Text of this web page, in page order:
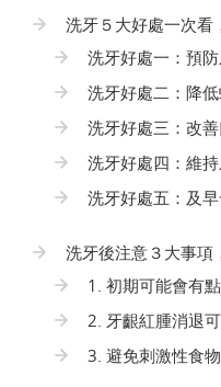
洗牙５大好處一次看
洗牙好處一：預
洗牙好處二：降
洗牙好處三：改
洗牙好處四：維
洗牙好處五：及
洗牙後注意３大事項
1. 初期可能會有
2. 牙齦紅腫消退
3. 避免刺激性食